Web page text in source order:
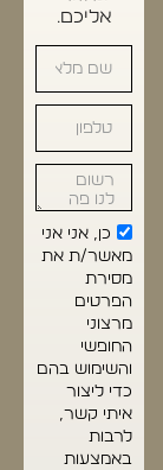
אליכם.
כן, אני אני
מאשר/ת את
מסירת
הפרטים
מרצוני
החופשי
והשימוש בהם
כדי ליצור
איתי קשר,
לרבות
באמצעות